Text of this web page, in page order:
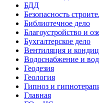
БДД
Безопасность
Библиотечное дело
Благоустройство и
Бухгалтерское дело
Вентиляция и
Водоснабжение и
Геодезия
Геология
Гипноз и
Главная